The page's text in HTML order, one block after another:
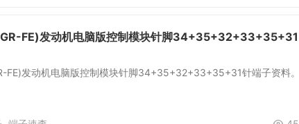
FE)发动机电脑版控制模块针脚34+35+32+33+35+31
FE)发动机电脑版控制模块针脚34+35+32+33+35+31针端子资料。